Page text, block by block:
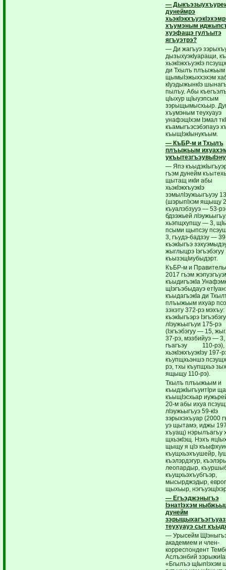
—
дунеймрэ
хъумэным
хуэфащэ гулъытэ
ягъуэтрэ?
— Ди жагъуэ
дызыхуэкIуаращи,
хьэкIэкхъуэкIэ
ди Тхылъ плъыжьым
щымыIэжыххэхэм
кIуэдыжынкIэ
пылъу. Абы
цIыхур щIыуэпсым
зэрыщымысхьыр.
хъумэным теухуауэ
унафэщIхэм Iэмал
къамыгъэсэбэпауэ
къыщIэкIынукъым.
— КъБР-м и Тхылъ
плъыжьым
— Япэ
гъэм дунейм
щытащ икIи абы
хьэкIэкхъуэкIэ
зэмылIэужьыгъуэу
(шэрыпIхэм ящыщу
къуалэбзууэ — 53-
бдзэжьей
хьэпщхупщу — 3,
псыми щыпсэу
3, гъудэ-бадзэу —
къэкIыгъэ
жыглыцрэ
къызэщIиубыдэрт.
КъБР-м и
2017 гъэм
къыдигъэкIа
щIэгъэбыдауэ
къыдагъэкIа ди
плъыжьым ихуар
зэхэту 372-рэ мэхъу:
къэкIыгъэрэ
лIэужьыгъуи 175-рэ
(Iэгъэбэгуу — 15,
37-рэ, мэзбийуэ — 3,
гъагъэу 110-рэ),
хьэкIэкхъуэкIэу 197-
къупщхьэншэ
рэ, тхы къупщхьэ
ящыщу 110-рэ).
Тхылъ плъыжьым и
къыдэкIыгъуитIри
къыщIэсхьар
20-м абы ихуа
лIэужьыгъуэ 59-кIэ
зэрыхэхъуар (2000
уэ щытамэ, иджы
хъуащ) нэрылъагъу
щхьэкIэщ. Нэхъ
щыщу я цIэ
къущхьэхъушейр,
къэлэрдэгур,
леопардыр,
къущхьэхъубгъэр,
мысырджэдыр,
щыхьыр,
— Егъэджэныгъэ
IэнатIэхэм
дунейм
теухуауэ сыт
— Урысейм
академием и член-
корреспондент
Аслъэнбий
«Бгылъэ щIыпIэхэм